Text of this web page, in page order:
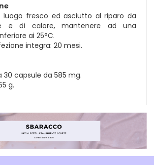
luogo fresco ed asciutto al riparo da
e di calore, mantenere ad una
ai 25°C.
integra: 20 mesi.
30 capsule da 585 mg.
g.